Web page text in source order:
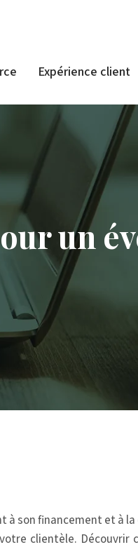
Expérience client
un
son financement et à
clientèle. Découvrir